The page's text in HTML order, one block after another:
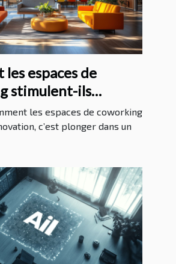
les espaces de
stimulent-ils
? les espaces de coworking
c’est plonger dans un